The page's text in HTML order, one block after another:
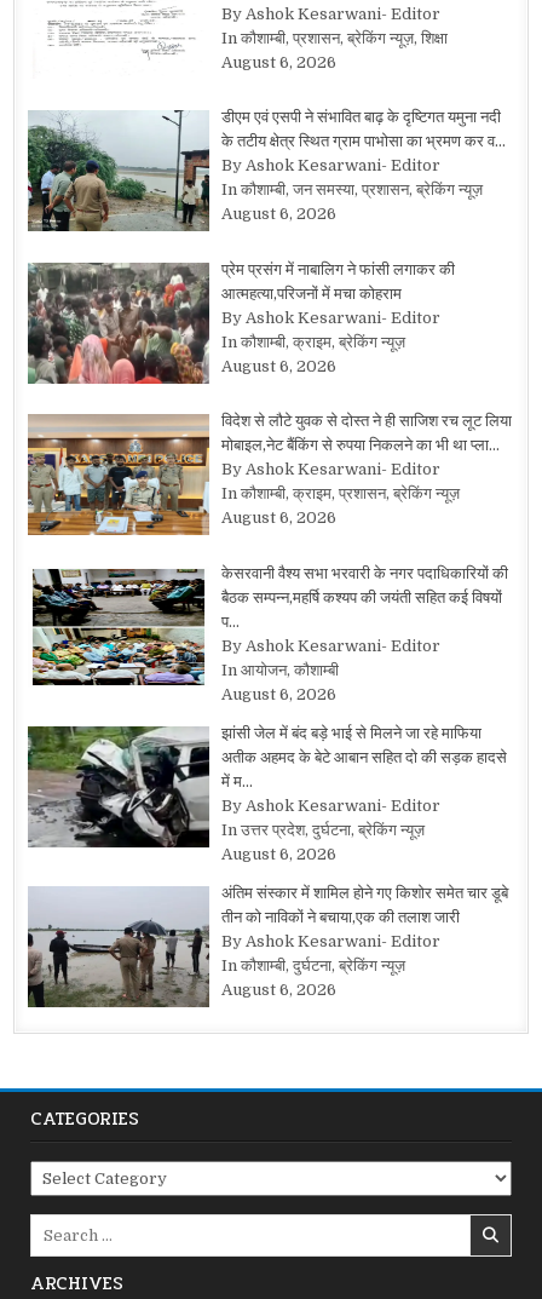
By Ashok Kesarwani- Editor
In कौशाम्बी, प्रशासन, ब्रेकिंग न्यूज़, शिक्षा
August 6, 2026
डीएम एवं एसपी ने संभावित बाढ़ के दृष्टिगत यमुना नदी
के तटीय क्षेत्र स्थित ग्राम पाभोसा का भ्रमण कर व…
By Ashok Kesarwani- Editor
In कौशाम्बी, जन समस्या, प्रशासन, ब्रेकिंग न्यूज़
August 6, 2026
प्रेम प्रसंग में नाबालिग ने फांसी लगाकर की
आत्महत्या,परिजनों में मचा कोहराम
By Ashok Kesarwani- Editor
In कौशाम्बी, क्राइम, ब्रेकिंग न्यूज़
August 6, 2026
विदेश से लौटे युवक से दोस्त ने ही साजिश रच लूट लिया
मोबाइल,नेट बैंकिंग से रुपया निकलने का भी था प्ला…
By Ashok Kesarwani- Editor
In कौशाम्बी, क्राइम, प्रशासन, ब्रेकिंग न्यूज़
August 6, 2026
केसरवानी वैश्य सभा भरवारी के नगर पदाधिकारियों की
बैठक सम्पन्न,महर्षि कश्यप की जयंती सहित कई विषयों
प…
By Ashok Kesarwani- Editor
In आयोजन, कौशाम्बी
August 6, 2026
झांसी जेल में बंद बड़े भाई से मिलने जा रहे माफिया
अतीक अहमद के बेटे आबान सहित दो की सड़क हादसे
में म…
By Ashok Kesarwani- Editor
In उत्तर प्रदेश, दुर्घटना, ब्रेकिंग न्यूज़
August 6, 2026
अंतिम संस्कार में शामिल होने गए किशोर समेत चार डूबे
तीन को नाविकों ने बचाया,एक की तलाश जारी
By Ashok Kesarwani- Editor
In कौशाम्बी, दुर्घटना, ब्रेकिंग न्यूज़
August 6, 2026
CATEGORIES
Categories
ARCHIVES